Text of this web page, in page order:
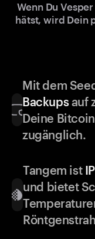
Wenn Du
hätst, wird Dein
Mit dem
Backupsauf
Deine
zugänglich.
Tangem ist
und bietet